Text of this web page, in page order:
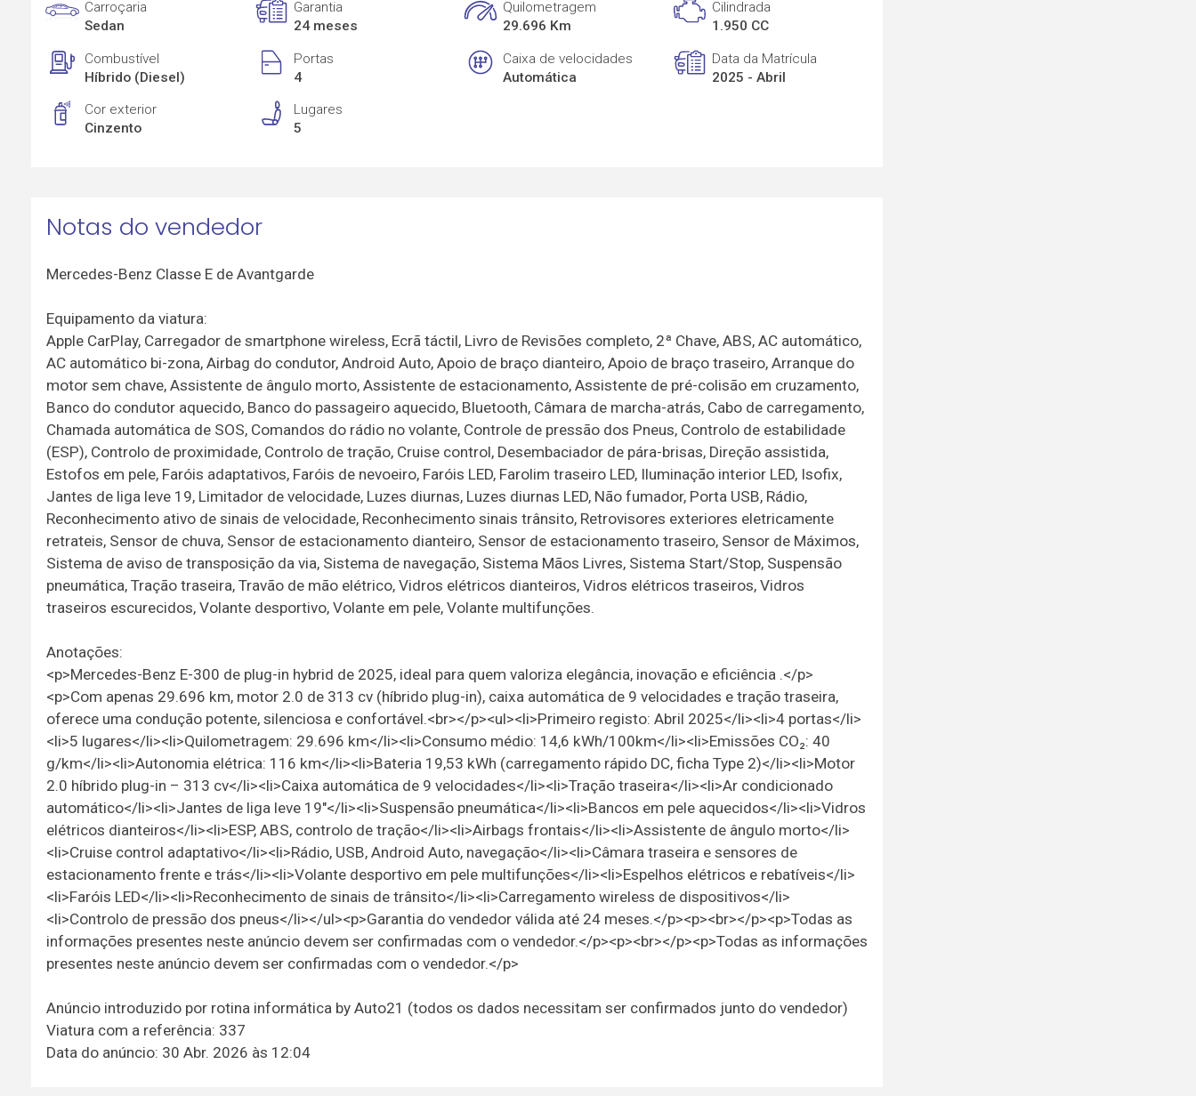
Carroçaria
Sedan
Garantia
24 meses
Quilometragem
29.696 Km
Cilindrada
1.950 CC
Combustível
Híbrido (Diesel)
Portas
4
Caixa de velocidades
Automática
Data da Matrícula
2025 - Abril
Cor exterior
Cinzento
Lugares
5
Notas do vendedor
Mercedes-Benz Classe E de Avantgarde
Equipamento da viatura:
Apple CarPlay, Carregador de smartphone wireless, Ecrã táctil, Livro de Revisões completo, 2ª Chave, ABS, AC automático,
AC automático bi-zona, Airbag do condutor, Android Auto, Apoio de braço dianteiro, Apoio de braço traseiro, Arranque do
motor sem chave, Assistente de ângulo morto, Assistente de estacionamento, Assistente de pré-colisão em cruzamento,
Banco do condutor aquecido, Banco do passageiro aquecido, Bluetooth, Câmara de marcha-atrás, Cabo de carregamento,
Chamada automática de SOS, Comandos do rádio no volante, Controle de pressão dos Pneus, Controlo de estabilidade
(ESP), Controlo de proximidade, Controlo de tração, Cruise control, Desembaciador de pára-brisas, Direção assistida,
Estofos em pele, Faróis adaptativos, Faróis de nevoeiro, Faróis LED, Farolim traseiro LED, Iluminação interior LED, Isofix,
Jantes de liga leve 19, Limitador de velocidade, Luzes diurnas, Luzes diurnas LED, Não fumador, Porta USB, Rádio,
Reconhecimento ativo de sinais de velocidade, Reconhecimento sinais trânsito, Retrovisores exteriores eletricamente
retrateis, Sensor de chuva, Sensor de estacionamento dianteiro, Sensor de estacionamento traseiro, Sensor de Máximos,
Sistema de aviso de transposição da via, Sistema de navegação, Sistema Mãos Livres, Sistema Start/Stop, Suspensão
pneumática, Tração traseira, Travão de mão elétrico, Vidros elétricos dianteiros, Vidros elétricos traseiros, Vidros
traseiros escurecidos, Volante desportivo, Volante em pele, Volante multifunções.
Anotações:
<p>Mercedes-Benz E-300 de plug-in hybrid de 2025, ideal para quem valoriza elegância, inovação e eficiência .</p>
<p>Com apenas 29.696 km, motor 2.0 de 313 cv (híbrido plug-in), caixa automática de 9 velocidades e tração traseira,
oferece uma condução potente, silenciosa e confortável.<br></p><ul><li>Primeiro registo: Abril 2025</li><li>4 portas</li>
<li>5 lugares</li><li>Quilometragem: 29.696 km</li><li>Consumo médio: 14,6 kWh/100km</li><li>Emissões CO₂: 40
g/km</li><li>Autonomia elétrica: 116 km</li><li>Bateria 19,53 kWh (carregamento rápido DC, ficha Type 2)</li><li>Motor
2.0 híbrido plug-in – 313 cv</li><li>Caixa automática de 9 velocidades</li><li>Tração traseira</li><li>Ar condicionado
automático</li><li>Jantes de liga leve 19"</li><li>Suspensão pneumática</li><li>Bancos em pele aquecidos</li><li>Vidros
elétricos dianteiros</li><li>ESP, ABS, controlo de tração</li><li>Airbags frontais</li><li>Assistente de ângulo morto</li>
<li>Cruise control adaptativo</li><li>Rádio, USB, Android Auto, navegação</li><li>Câmara traseira e sensores de
estacionamento frente e trás</li><li>Volante desportivo em pele multifunções</li><li>Espelhos elétricos e rebatíveis</li>
<li>Faróis LED</li><li>Reconhecimento de sinais de trânsito</li><li>Carregamento wireless de dispositivos</li>
<li>Controlo de pressão dos pneus</li></ul><p>Garantia do vendedor válida até 24 meses.</p><p><br></p><p>Todas as
informações presentes neste anúncio devem ser confirmadas com o vendedor.</p><p><br></p><p>Todas as informações
presentes neste anúncio devem ser confirmadas com o vendedor.</p>
Anúncio introduzido por rotina informática by Auto21 (todos os dados necessitam ser confirmados junto do vendedor)
Viatura com a referência: 337
Data do anúncio: 30 Abr. 2026 às 12:04